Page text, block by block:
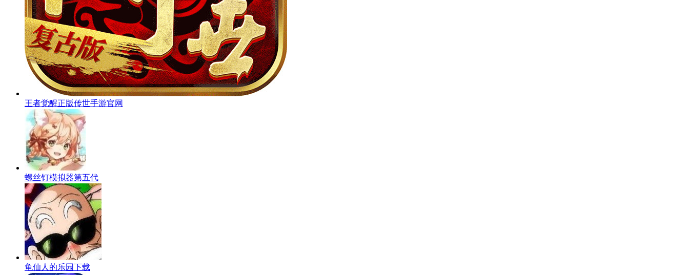
王者觉醒正版传世手游官网
螺丝钉模拟器第五代
龟仙人的乐园下载